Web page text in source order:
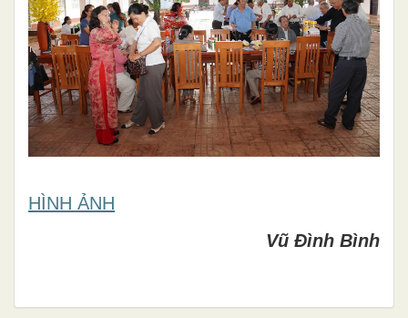
HÌNH ẢNH
Vũ Đình Bình